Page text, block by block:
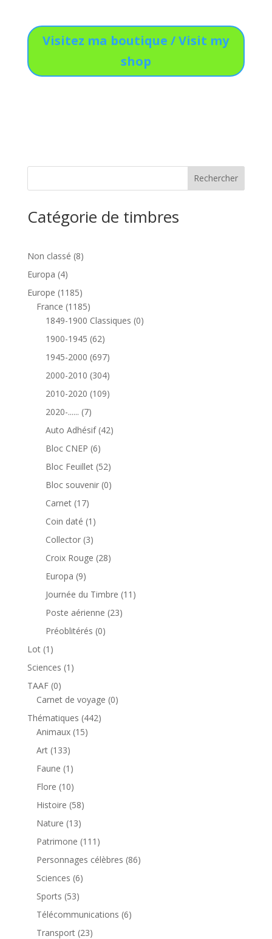
Visitez ma boutique / Visit my
shop
Catégorie de timbres
Non classé 88
Europa 44
produits
Europe 11851185
produits
France 11851185
produits
1849-1900 Classiques 00
1900-1945 6262
produits
1945-2000 697697
produits
2000-2010 304304
produits
2010-2020 109109
2020-...... 77
produits
Auto Adhésif 4242
Bloc CNEP 66
produits
Bloc Feuillet 5252
produits
Bloc souvenir 00
Carnet 1717
produits
Coin daté 1 1
produit
Collector 33
produits
Croix Rouge 2828
Europa 99
produits
Journée du Timbre 11 11
Poste aérienne 2323
Préoblitérés 00
Lot 1 1
produit
Sciences 1 1
TAAF 00
produit
Carnet de voyage 00
Thématiques 442442
Animaux 1515
Art 133133
produits
Faune 1 1
produit
Flore 1010
produits
Histoire 5858
Nature 1313
produits
Patrimone 111 111
produits
Personnages célèbres 8686
Sciences 66
Sports 5353
produits
Télécommunications 66
Transport 2323